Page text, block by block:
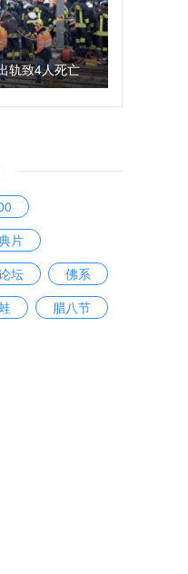
轨致4人死亡
片
坛
佛系
腊八节